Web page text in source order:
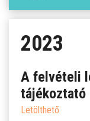
SZJA
2023
A felvételi
tájékoztató
Letölthető